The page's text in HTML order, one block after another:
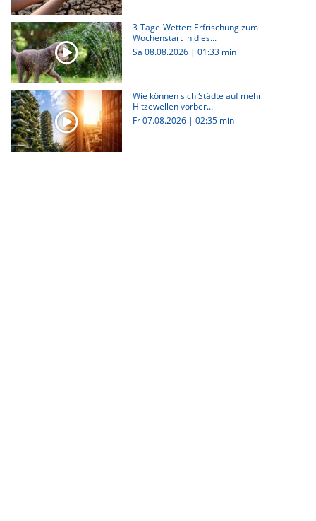
3-Tage-Wetter: Erfrischung zum
Wochenstart in dies...
Sa 08.08.2026 | 01:33 min
Wie können sich Städte auf mehr
Hitzewellen vorber...
Fr 07.08.2026 | 02:35 min